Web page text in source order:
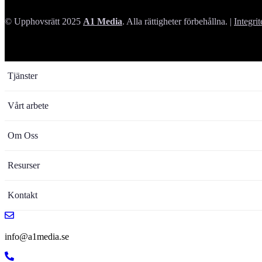
© Upphovsrätt 2025 A1 Media. Alla rättigheter förbehållna. |
Tjänster
Vårt arbete
Om Oss
Resurser
Kontakt
info@a1media.se